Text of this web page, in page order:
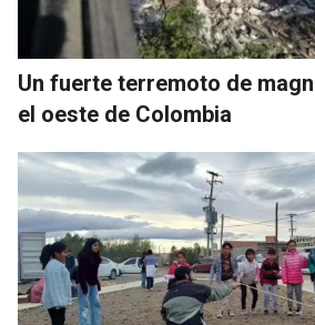
Un fuerte terremoto de
el oeste de Colombia